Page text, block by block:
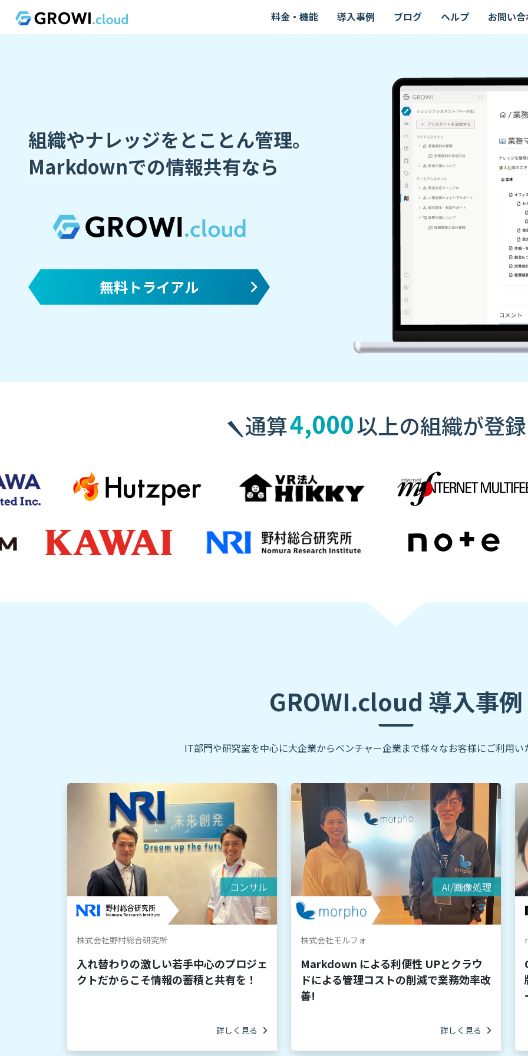
料金・機能 導入事例 ブログ ヘルプ お問い
組織やナレッジをとことん管理。
Markdownでの情報共有なら
無料トライアル
通算4,000以上の組織が登
GROWI.cloud 導入事例
IT部門や研究室を中心に大企業からベンチャー企業まで様々なお客様にご利用い
コンサル
株式会社野村総合研究所
入れ替わりの激しい若手中心のプロジェ
クトだからこそ情報の蓄積と共有を！
詳しく見る
AI/画像処理
株式会社モルフォ
Markdown による利便性 UPとクラウ
ドによる管理コストの削減で業務効率改
善!
詳しく見る